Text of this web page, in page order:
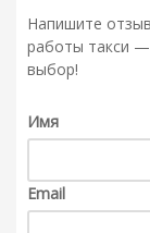
Напишите
работы такси —
выбор!
Имя
Email